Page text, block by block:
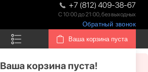
+7 (812) 409-38-67
С 10:00 до 21:00, без выходных
Обратный звонок
Ваша корзина пуста
Ваша корзина пуста!